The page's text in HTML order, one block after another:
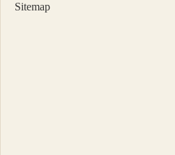
Sitemap